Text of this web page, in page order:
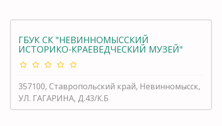
ГБУК СК "НЕВИННОМЫССКИЙ
ИСТОРИКО-КРАЕВЕДЧЕСКИЙ МУЗЕЙ"
357100, Ставропольский край, Невинномысск,
УЛ. ГАГАРИНА, Д.43/К.Б